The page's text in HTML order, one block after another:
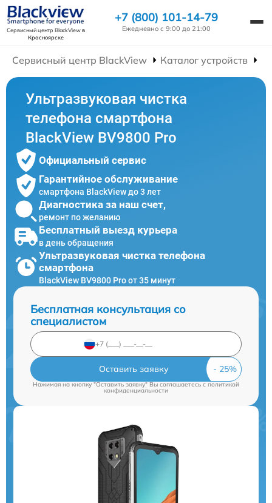
Сервисный центр BlackViewв
Красноярске
+7 (800) 101-14-79
Ежедневно с 9:00 до 21:00
Сервисный центр BlackView Каталог устройств
Ультразвуковая чистка
телефона смартфона
BlackView BV9800 Pro
Официальный сервис
Гарантийное обслуживание
смартфона BlackView до 3 лет
Диагностика за наш счет,
ремонт по желанию
Бесплатный выезд курьера
в день обращения
Ультразвуковая чистка телефона
смартфона
BlackView BV9800 Pro от 35 минут
Бесплатная консультация со
специалистом
Оставить заявку
Нажимая на кнопку "Оставить заявку" Вы соглашаетесь cполитикой
конфиденциальности